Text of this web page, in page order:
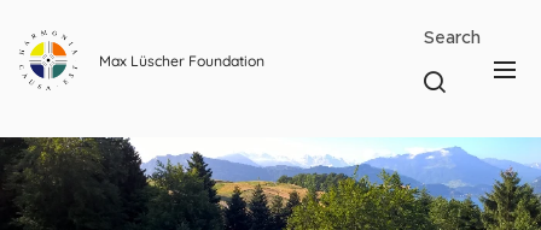
Max Lüscher Foundation
Search